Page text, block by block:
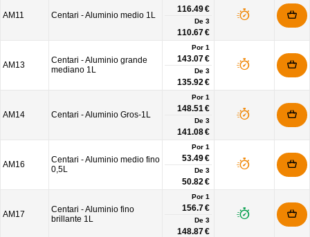
AM11 Centari - Aluminio medio 1L
116.49 €
De 3
110.67 €
AM13
Centari - Aluminio grande
mediano 1L
Por 1
143.07 €
De 3
135.92 €
AM14 Centari - Aluminio Gros-1L
Por 1
148.51 €
De 3
141.08 €
AM16
Centari - Aluminio medio fino
0,5L
Por 1
53.49 €
De 3
50.82 €
AM17
Centari - Aluminio fino
brillante 1L
Por 1
156.7 €
De 3
148.87 €